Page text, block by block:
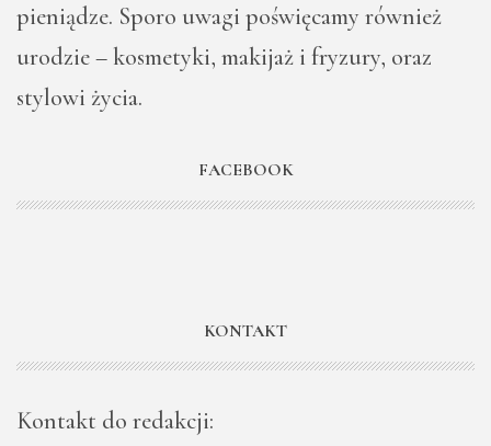
pieniądze. Sporo uwagi poświęcamy również
urodzie – kosmetyki, makijaż i fryzury, oraz
stylowi życia.
FACEBOOK
KONTAKT
Kontakt do redakcji: